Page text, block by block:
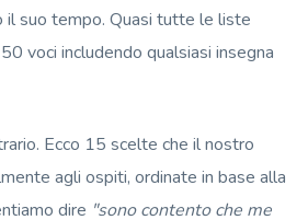
il suo tempo. Quasi tutte le liste
voci includendo qualsiasi insegna
Ecco 15 scelte che il nostro
agli ospiti, ordinate in base alla
dire "sono contento che me